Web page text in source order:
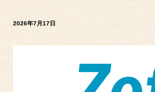
2026年7月17日